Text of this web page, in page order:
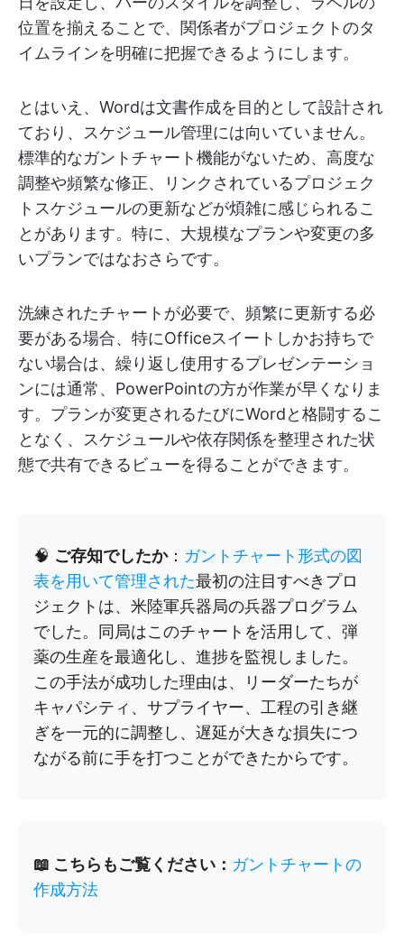
位置を揃えることで、関係者がプロジェクトのタ
イムラインを明確に把握できるようにします。
とはいえ、Wordは文書作成を目的として設計され
ており、スケジュール管理には向いていません。
標準的なガントチャート機能がないため、高度な
調整や頻繁な修正、リンクされているプロジェク
トスケジュールの更新などが煩雑に感じられるこ
とがあります。特に、大規模なプランや変更の多
いプランではなおさらです。
洗練されたチャートが必要で、頻繁に更新する必
要がある場合、特にOfficeスイートしかお持ちで
ない場合は、繰り返し使用するプレゼンテーショ
ンには通常、PowerPointの方が作業が早くなりま
す。プランが変更されるたびにWordと格闘するこ
となく、スケジュールや依存関係を整理された状
態で共有できるビューを得ることができます。
🧠 ご存知でしたか： ガントチャート形式の図
表を用いて管理された最初の注目すべきプロ
ジェクトは、米陸軍兵器局の兵器プログラム
でした。同局はこのチャートを活用して、弾
薬の生産を最適化し、進捗を監視しました。
この手法が成功した理由は、リーダーたちが
キャパシティ、サプライヤー、工程の引き継
ぎを一元的に調整し、遅延が大きな損失につ
ながる前に手を打つことができたからです。
📖 こちらもご覧ください： ガントチャートの
作成方法